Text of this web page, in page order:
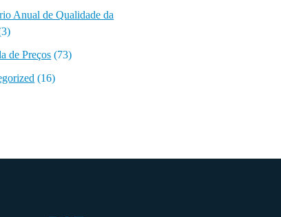
Anual de Qualidade da
de Preços (73)
(16)